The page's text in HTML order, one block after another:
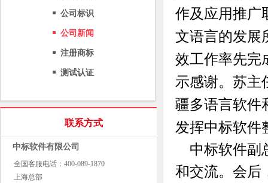
公司标识
公司新闻
注册商标
测试认证
联系方式
中标软件有限公司
全国客服电话：400-089-1870
上海总部
作及应用推广
文语言的发展
效工作率先完
示感谢。苏主
疆多语言软件
发挥中标软件
中标软件副
和交流。会后